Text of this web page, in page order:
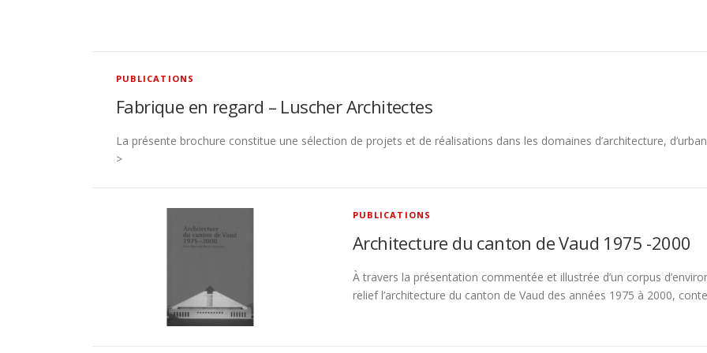
PUBLICATIONS
Fabrique en regard – Luscher Architectes
La présente brochure constitue une sélection de projets et de réalisations dans les domaines d’architecture,
>
PUBLICATIONS
Architecture du canton de Vaud 1975 -2000
À travers la présentation commentée et illustrée d’un corpus
relief l’architecture du canton de Vaud des années 1975 à 2000,